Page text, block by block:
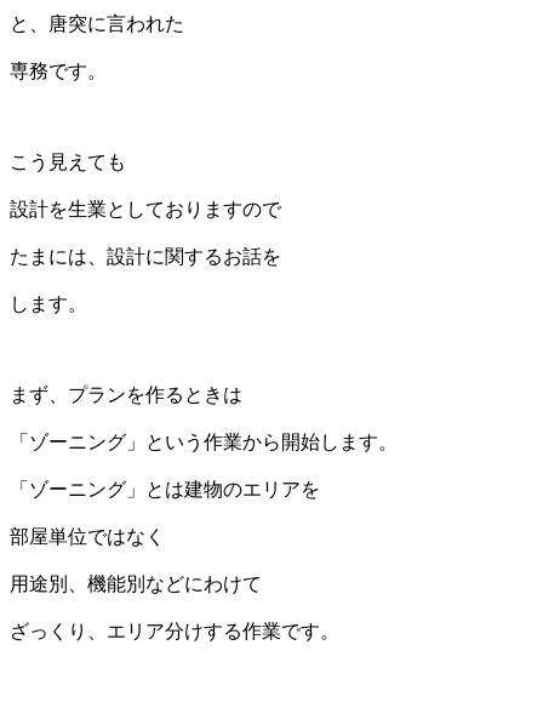
と、唐突に言われた
専務です。
こう見えても
設計を生業としておりますので
たまには、設計に関するお話を
します。
まず、プランを作るときは
「ゾーニング」という作業から開始します。
「ゾーニング」とは建物のエリアを
部屋単位ではなく
用途別、機能別などにわけて
ざっくり、エリア分けする作業です。